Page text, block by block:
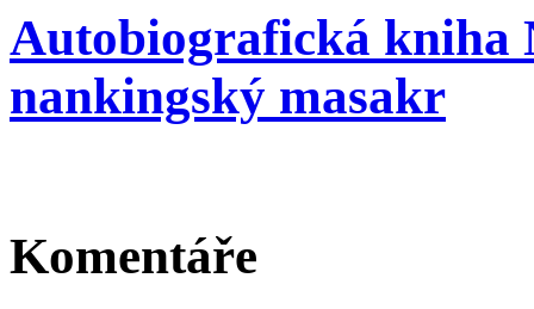
Autobiografická kniha
nankingský masakr
Komentáře